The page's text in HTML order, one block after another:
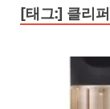
[태그:] 클리퍼